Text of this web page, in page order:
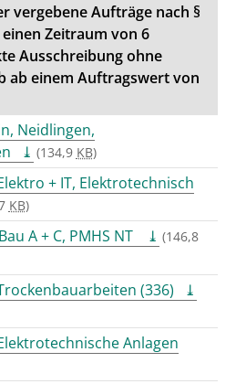
vergebene Aufträge nach §
Zeitraum von 6
Ausschreibung ohne
ab einem Auftragswert von
Neidlingen,
(134,9 KB)
+ IT, Elektrotechnisch
KB)
A + C, PMHS NT
(146,8
(336)
Anlagen